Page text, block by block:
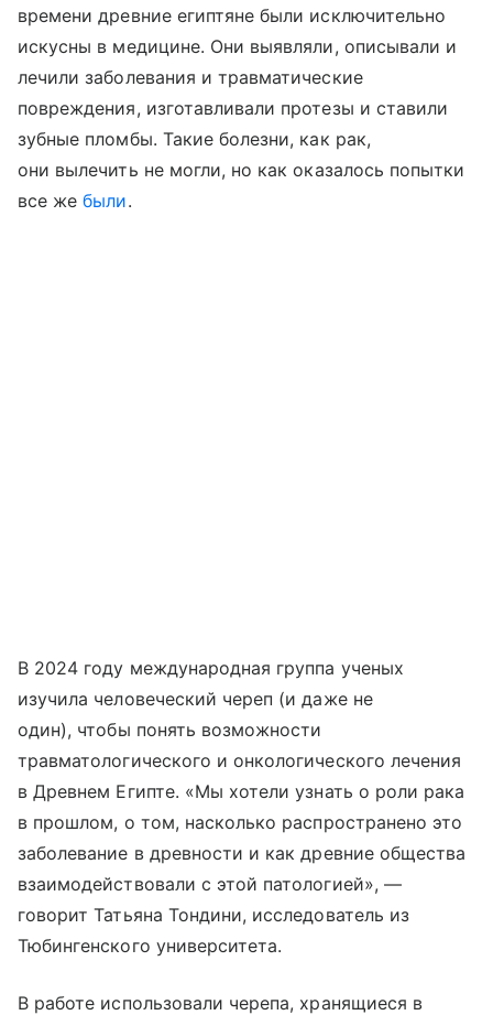
времени древние египтяне были исключительно
искусны в медицине. Они выявляли, описывали и
лечили заболевания и травматические
повреждения, изготавливали протезы и ставили
зубные пломбы. Такие болезни, как рак,
они вылечить не могли, но как оказалось попытки
все жебыли.
В 2024 году международная группа ученых
изучила человеческий череп (и даже не
один), чтобы понять возможности
травматологического и онкологического лечения
в Древнем Египте. «Мы хотели узнать о роли рака
в прошлом, о том, насколько распространено это
заболевание в древности и как древние общества
взаимодействовали с этой патологией», —
говорит Татьяна Тондини, исследователь из
Тюбингенского университета.
В работе использовали черепа, хранящиеся в